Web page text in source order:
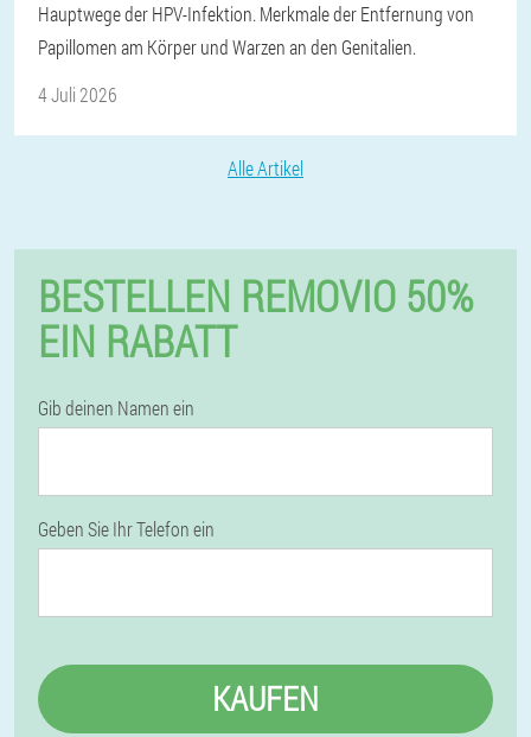
Hauptwege der HPV-Infektion. Merkmale der Entfernung von
Papillomen am Körper und Warzen an den Genitalien.
4 Juli 2026
Alle Artikel
BESTELLEN REMOVIO 50%
EIN RABATT
Gib deinen Namen ein
Geben Sie Ihr Telefon ein
KAUFEN